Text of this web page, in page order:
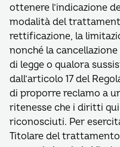
ottenere l’indicazione
modalità del
rettificazione, la
nonché la
di legge o qualora
dall’articolo 17 del
di proporre reclamo a
ritenesse che i diritti
riconosciuti. Per
Titolare del trattamento